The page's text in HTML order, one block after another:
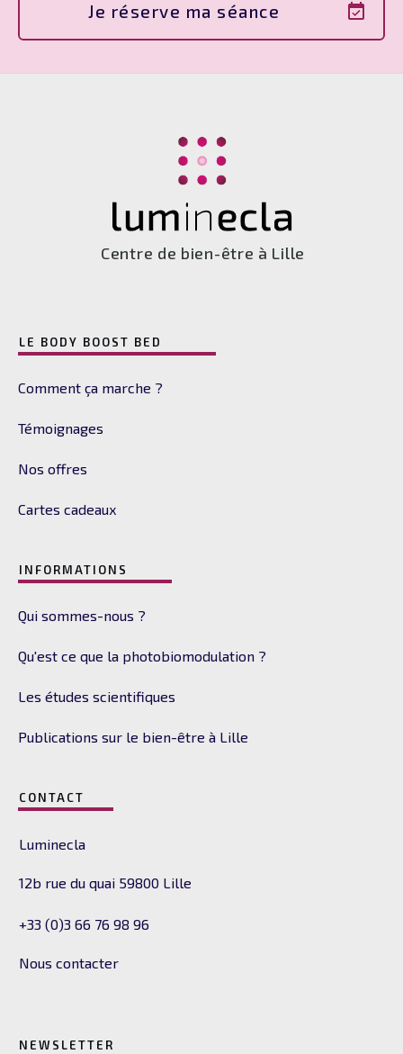
Je réserve ma séance
Centre de bien-être à Lille
LE BODY BOOST BED
Comment ça marche ?
Témoignages
Nos offres
Cartes cadeaux
INFORMATIONS
Qui sommes-nous ?
Qu'est ce que la photobiomodulation ?
Les études scientifiques
Publications sur le bien-être à Lille
CONTACT
Luminecla
12b rue du quai 59800 Lille
+33 (0)3 66 76 98 96
Nous contacter
NEWSLETTER